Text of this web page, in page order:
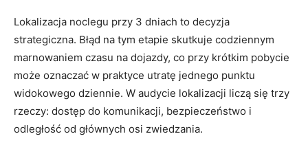
Lokalizacja noclegu przy 3 dniach to decyzja
strategiczna. Błąd na tym etapie skutkuje codziennym
marnowaniem czasu na dojazdy, co przy krótkim pobycie
może oznaczać w praktyce utratę jednego punktu
widokowego dziennie. W audycie lokalizacji liczą się trzy
rzeczy: dostęp do komunikacji, bezpieczeństwo i
odległość od głównych osi zwiedzania.